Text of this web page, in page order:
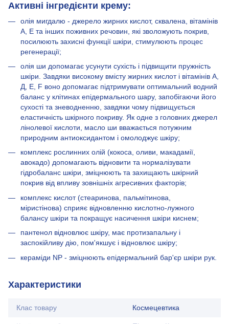
Активні інгредієнти крему:
олія мигдалю - джерело жирних кислот, сквалена, вітамінів
А, Е та інших поживних речовин, які зволожують покрив,
посилюють захисні функції шкіри, стимулюють процес
регенерації;
олія ши допомагає усунути сухість і підвищити пружність
шкіри. Завдяки високому вмісту жирних кислот і вітамінів А,
Д, Е, F воно допомагає підтримувати оптимальний водний
баланс у клітинах епідермального шару, запобігаючи його
сухості та зневодненню, завдяки чому підвищується
еластичність шкірного покриву. Як одне з головних джерел
лінолевої кислоти, масло ши вважається потужним
природним антиоксидантом і омолоджує шкіру;
комплекс рослинних олій (кокоса, оливи, макадамії,
авокадо) допомагають відновити та нормалізувати
гідробаланс шкіри, зміцнюють та захищають шкірний
покрив від впливу зовнішніх агресивних факторів;
комплекс кислот (стеаринова, пальмітинова,
міристінова) сприяє відновленню кислотно-лужного
балансу шкіри та покращує насичення шкіри киснем;
пантенол відновлює шкіру, має протизапальну і
заспокійливу дію, пом'якшує і відновлює шкіру;
кераміди NP - зміцнюють епідермальний бар'єр шкіри рук.
Характеристики
Клас товару Космецевтика